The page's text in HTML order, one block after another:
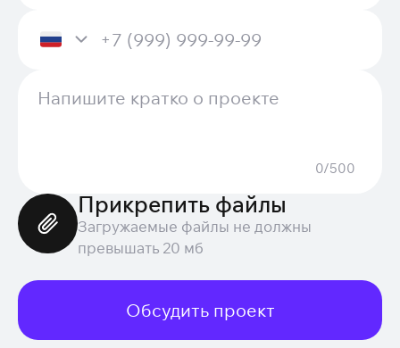
0/500
Прикрепить файлы
Загружаемые файлы не должны
превышать 20 мб
Обсудить проект